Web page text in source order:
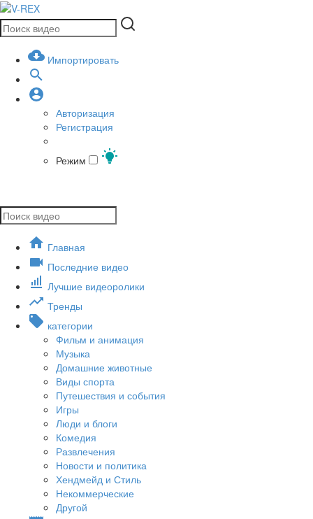
Импортировать
Авторизация
Регистрация
Режим
Главная
Последние видео
Лучшие видеоролики
Тренды
категории
Фильм и анимация
Музыка
Домашние животные
Виды спорта
Путешествия и события
Игры
Люди и блоги
Комедия
Развлечения
Новости и политика
Хендмейд и Стиль
Некоммерческие
Другой